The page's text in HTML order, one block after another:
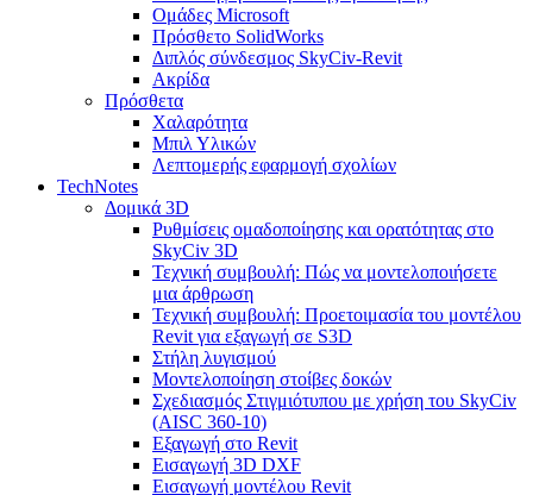
Ομάδες Microsoft
Πρόσθετο SolidWorks
Διπλός σύνδεσμος SkyCiv-Revit
Ακρίδα
Πρόσθετα
Χαλαρότητα
Μπιλ Υλικών
Λεπτομερής εφαρμογή σχολίων
TechNotes
Δομικά 3D
Ρυθμίσεις ομαδοποίησης και ορατότητας στο
SkyCiv 3D
Τεχνική συμβουλή: Πώς να μοντελοποιήσετε
μια άρθρωση
Τεχνική συμβουλή: Προετοιμασία του μοντέλου
Revit για εξαγωγή σε S3D
Στήλη λυγισμού
Μοντελοποίηση στοίβες δοκών
Σχεδιασμός Στιγμιότυπου με χρήση του SkyCiv
(AISC 360-10)
Εξαγωγή στο Revit
Εισαγωγή 3D DXF
Εισαγωγή μοντέλου Revit